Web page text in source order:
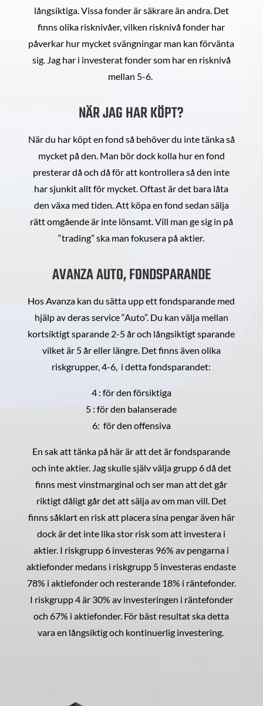
långsiktiga. Vissa fonder är säkrare än andra. Det
finns olika risknivåer, vilken risknivå fonder har
påverkar hur mycket svängningar man kan förvänta
sig. Jag har i investerat fonder som har en risknivå
mellan 5-6.
NÄR JAG HAR KÖPT?
När du har köpt en fond så behöver du inte tänka så
mycket på den. Man bör dock kolla hur en fond
presterar då och då för att kontrollera så den inte
har sjunkit allt för mycket. Oftast är det bara låta
den växa med tiden. Att köpa en fond sedan sälja
rätt omgående är inte lönsamt. Vill man ge sig in på
“trading” ska man fokusera på aktier.
AVANZA AUTO, FONDSPARANDE
Hos Avanza kan du sätta upp ett fondsparande med
hjälp av deras service “Auto”. Du kan välja mellan
kortsiktigt sparande 2-5 år och långsiktigt sparande
vilket är 5 år eller längre. Det finns även olika
riskgrupper, 4-6, i detta fondsparandet:
4 : för den försiktiga
5 : för den balanserade
6: för den offensiva
En sak att tänka på här är att det är fondsparande
och inte aktier. Jag skulle själv välja grupp 6 då det
finns mest vinstmarginal och ser man att det går
riktigt dåligt går det att sälja av om man vill. Det
finns såklart en risk att placera sina pengar även här
dock är det inte lika stor risk som att investera i
aktier. I riskgrupp 6 investeras 96% av pengarna i
aktiefonder medans i riskgrupp 5 investeras endaste
78% i aktiefonder och resterande 18% i räntefonder.
I riskgrupp 4 är 30% av investeringen i räntefonder
och 67% i aktiefonder. För bäst resultat ska detta
vara en långsiktig och kontinuerlig investering.